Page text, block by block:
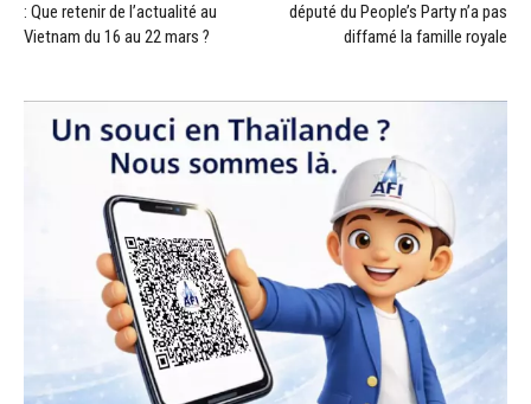
: Que retenir de l’actualité au
Vietnam du 16 au 22 mars ?
député du People’s Party n’a pas
diffamé la famille royale